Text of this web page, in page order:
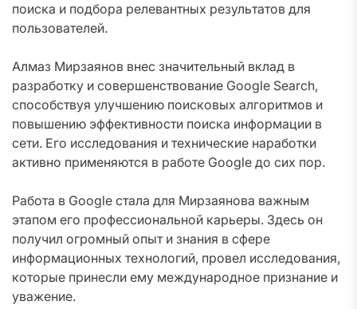
поиска и подбора релевантных результатов для
пользователей.
Алмаз Мирзаянов внес значительный вклад в
разработку и совершенствование Google Search,
способствуя улучшению поисковых алгоритмов и
повышению эффективности поиска информации в
сети. Его исследования и технические наработки
активно применяются в работе Google до сих пор.
Работа в Google стала для Мирзаянова важным
этапом его профессиональной карьеры. Здесь он
получил огромный опыт и знания в сфере
информационных технологий, провел исследования,
которые принесли ему международное признание и
уважение.